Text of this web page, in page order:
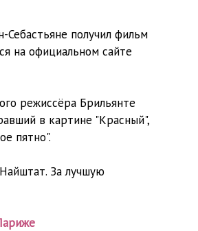
получил фильм
на официальном сайте
режиссёра Брильянте
в картине "Красный",
пятно".
За лучшую